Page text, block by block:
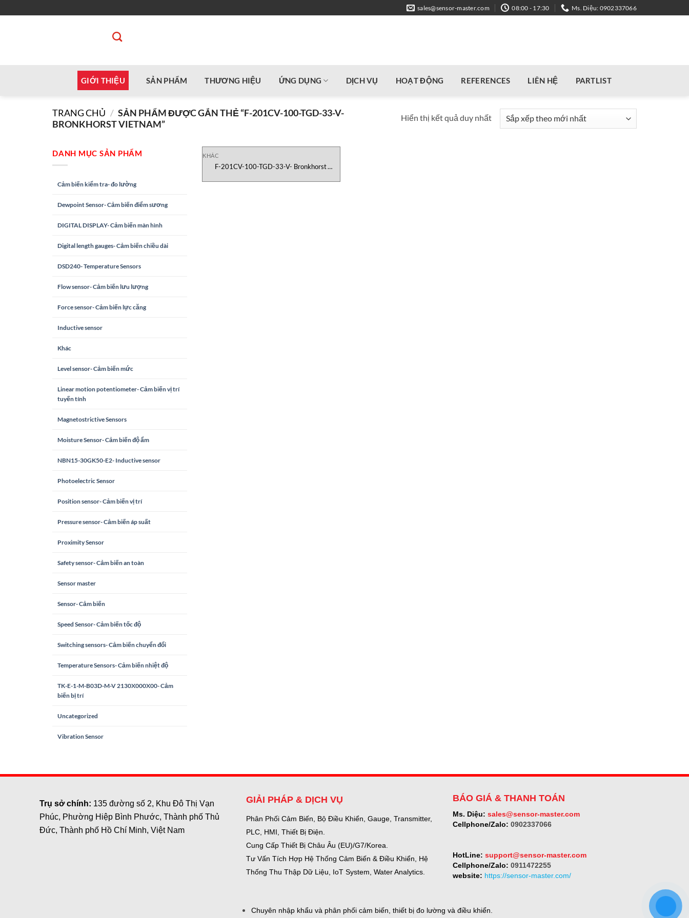
qua
sales@sensor-master.com 08:00 - 17:30 Ms. Diệu: 0902337066
GIỚI THIỆU SẢN PHẨM THƯƠNG HIỆU ỨNG DỤNG DỊCH VỤ HOẠT ĐỘNG REFERENCES LIÊN HỆ PARTLIST
TRANG CHỦ / SẢN PHẨM ĐƯỢC GẮN THẺ “F-201CV-100-TGD-33-V-
BRONKHORST VIETNAM”
Hiển thị kết quả duy nhất
DANH MỤC SẢN PHẨM
Cảm biến kiểm tra- đo lường
Dewpoint Sensor- Cảm biến điểm sương
DIGITAL DISPLAY- Cảm biến màn hình
Digital length gauges- Cảm biến chiều dài
DSD240- Temperature Sensors
Flow sensor- Cảm biến lưu lượng
Force sensor- Cảm biến lực căng
Inductive sensor
Khác
Level sensor- Cảm biến mức
Linear motion potentiometer- Cảm biến vị trí
tuyến tính
Magnetostrictive Sensors
Moisture Sensor- Cảm biến độ ẩm
NBN15-30GK50-E2- Inductive sensor
Photoelectric Sensor
Position sensor- Cảm biến vị trí
Pressure sensor- Cảm biến áp suất
Proximity Sensor
Safety sensor- Cảm biến an toàn
Sensor master
Sensor- Cảm biến
Speed Sensor- Cảm biến tốc độ
Switching sensors- Cảm biến chuyển đổi
Temperature Sensors- Cảm biến nhiệt độ
TK-E-1-M-B03D-M-V 2130X000X00- Cảm
biến bị trí
Uncategorized
Vibration Sensor
KHÁC
F-201CV-100-TGD-33-V- Bronkhorst
Trụ sở chính: 135 đường số 2, Khu Đô Thị Vạn
Phúc, Phường Hiệp Bình Phước, Thành phố Thủ
Đức, Thành phố Hồ Chí Minh, Việt Nam
GIẢI PHÁP & DỊCH VỤ
Phân Phối Cảm Biến, Bộ Điều Khiển, Gauge, Transmitter,
PLC, HMI, Thiết Bị Điện.
Cung Cấp Thiết Bị Châu Âu (EU)/G7/Korea.
Tư Vấn Tích Hợp Hệ Thống Cảm Biến & Điều Khiển, Hệ
Thống Thu Thập Dữ Liệu, IoT System, Water Analytics.
BÁO GIÁ & THANH TOÁN
Ms. Diệu: sales@sensor-master.com
Cellphone/Zalo: 0902337066
HotLine: support@sensor-master.com
Cellphone/Zalo: 0911472255
website: https://sensor-master.com/
Chuyên nhập khẩu và phân phối cảm biến, thiết bị đo lường và điều khiển.